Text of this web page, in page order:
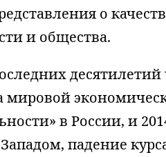
о
и общества.
десятилетий
мировой
в России, и
падение